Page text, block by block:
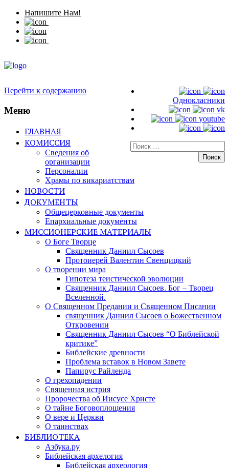
Напишите Нам!
Однокласники
vk
youtube
Искать:
Перейти к содержанию
Меню
ГЛАВНАЯ
КОМИССИЯ
Сведения об
организации
Персоналии
Храмы по викариатствам
НОВОСТИ
ДОКУМЕНТЫ
Общецерковные документы
Епархиальные документы
МИССИОНЕРСКИЕ МАТЕРИАЛЫ
О Боге Творце
Священник Даниил Сысоев
Протоиерей Валентин Свенцицкий
О творении мира
Гипотеза теистической эволюции
Священник Даниил Сысоев. Бог – Творец
Вселенной.
О Священном Предании и Священном Писании
священник Даниил Сысоев о Божественном
Откровении
Священник Даниил Сысоев “О Библейской
критике”
Библейские древности
Проблема вставок в Новом Завете
Папирус Райленда
О грехопадении
Священная истрия
Пророчества об Иисусе Христе
О тайне Боговоплощения
О вере и Церкви
О таинствах
БИБЛИОТЕКА
Азбука.ру
Библейская архелогия
Библейская археология